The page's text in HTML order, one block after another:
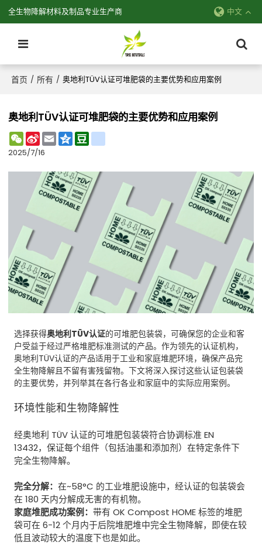
全生物降解材料及制品专业生产商 中文
首页 / 所有 / 奥地利TÜV认证可堆肥袋的主要优势和应用案例
奥地利TÜV认证可堆肥袋的主要优势和应用案例
WeChat
Sina
Weibo
EmailQzone
2025/7/16
选择获得奥地利TÜV认证的可堆肥包装袋，可确保您的企业和客
户受益于经过严格堆肥标准测试的产品。作为领先的认证机构，
奥地利TÜV认证的产品适用于工业和家庭堆肥环境，确保产品完
全生物降解且不留有害残留物。下文将深入探讨这些认证包装袋
的主要优势，并列举其在各行各业和家庭中的实际应用案例。
环境性能和生物降解性
经奥地利 TÜV 认证的可堆肥包装袋符合协调标准 EN
13432，保证每个组件（包括油墨和添加剂）在特定条件下
完全生物降解。
完全分解：在~58°C 的工业堆肥设施中，经认证的包装袋会
在 180 天内分解成无害的有机物。
家庭堆肥成功案例：带有 OK Compost HOME 标签的堆肥
袋可在 6-12 个月内于后院堆肥堆中完全生物降解，即使在较
低且波动较大的温度下也是如此。